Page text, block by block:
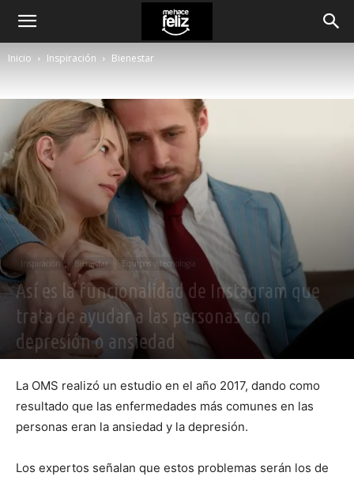
Inicio Inspiración Bienestar
Inspiración Bienestar Equipos y tecnología
Así es la funcionalidad de Instagram que
trata de ayudar a las personas con
depresión o ansiedad
La OMS realizó un estudio en el año 2017, dando como
resultado que las enfermedades más comunes en las
personas eran la ansiedad y la depresión.
Los expertos señalan que estos problemas serán los de